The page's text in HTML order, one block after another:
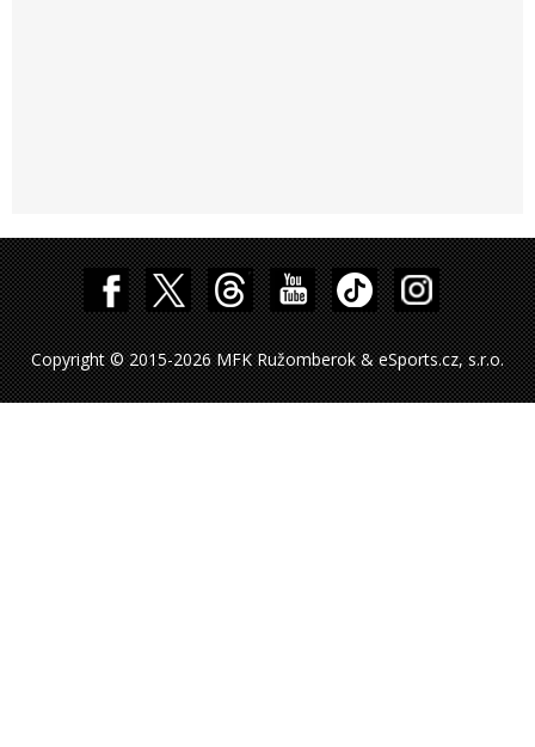
Copyright © 2015-2026 MFK Ružomberok & eSports.cz, s.r.o.